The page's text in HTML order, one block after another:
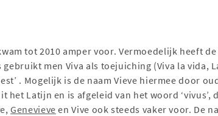
tot 2010 amper voor. Vermoedelijk heeft de
gebruikt men Viva als toejuiching (Viva la vida,
. Mogelijk is de naam Vieve hiermee door
Latijn en is afgeleid van het woord ‘vivus’,
Genevieve en Vive ook steeds vaker voor. De